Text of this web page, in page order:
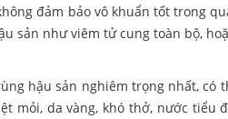
đảm bảo vô khuẩn tốt trong
sản như viêm tử cung toàn bộ,
hậu sản nghiêm trọng nhất, có
mỏi, da vàng, khó thở, nước